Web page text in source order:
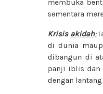
membuka
sementara
Krisis akidah;
di dunia
dibangun di
panji iblis dan
dengan